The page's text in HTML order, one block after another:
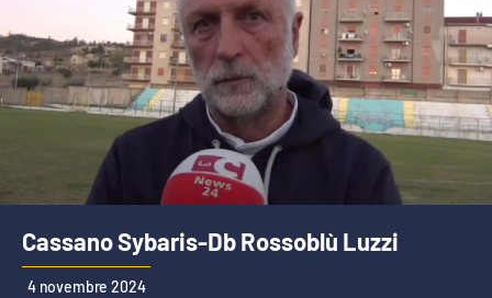
Cassano Sybaris-Db Rossoblù Luzzi
4 novembre 2024